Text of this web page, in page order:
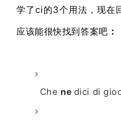
学了ci的3个用法，现在
应该能很快找到答案吧 ：
Che ne dici di